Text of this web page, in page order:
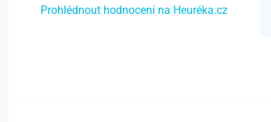
Prohlédnout hodnocení na Heuréka.cz